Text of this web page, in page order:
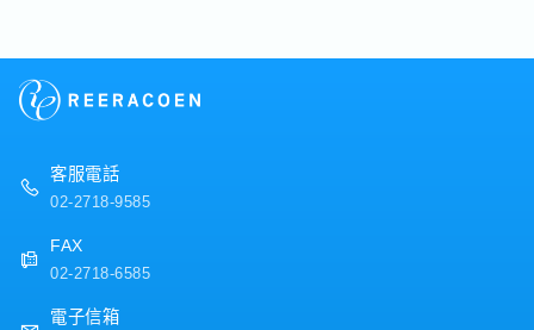
提升自身專業技能
＜企業福利制度＞
・年終獎金一年兩次：基本兩個月（依照實績發放）
・培訓補助（依上司批准）
客服電話
02-2718-9585
FAX
02-2718-6585
電子信箱